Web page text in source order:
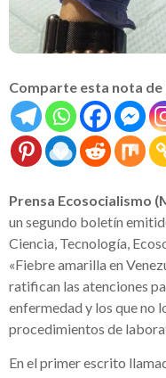
Comparte esta nota de
Prensa Ecosocialismo
un segundo boletín
Ciencia, Tecnología,
«Fiebre amarilla en
ratifican las atenciones
enfermedad y los que no
procedimientos de
En el primer escrito